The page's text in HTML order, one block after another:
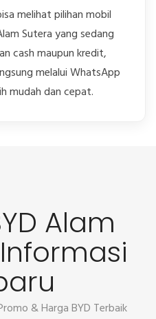
melihat pilihan mobil
Sutera yang sedang
cash maupun kredit,
melalui WhatsApp
mudah dan cepat.
Alam
& Harga BYD Terbaik